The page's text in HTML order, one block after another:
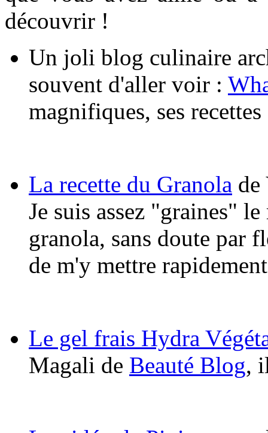
découvrir !
Un joli blog culinaire
souvent d'aller voir :
magnifiques, ses
La recette du Granola
Je suis assez "graines"
granola, sans doute par
de m'y mettre
Le gel frais Hydra
Magali de Beauté Blog,